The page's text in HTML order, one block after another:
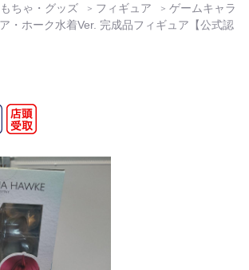
ちゃ・グッズ フィギュア
ゲームキャラ
・ホーク水着Ver. 完成品フィギュア【公式認